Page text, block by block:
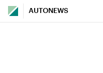
AUTONEWS